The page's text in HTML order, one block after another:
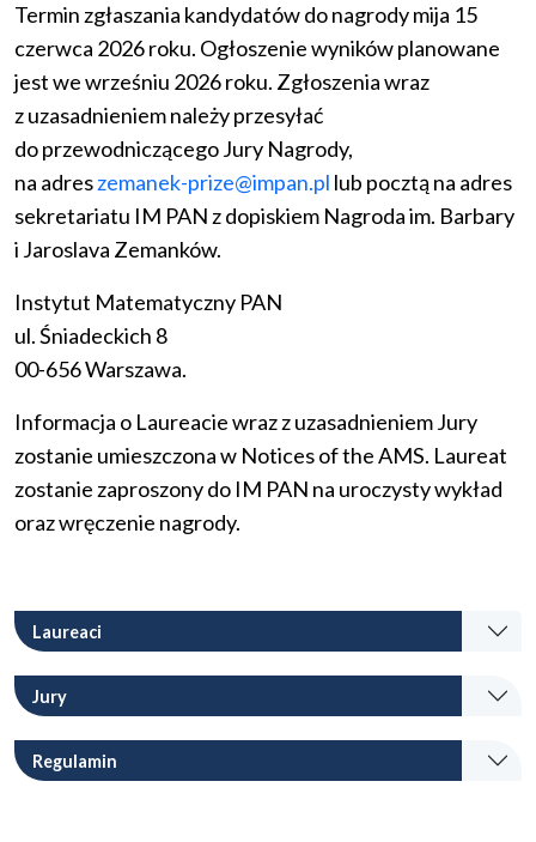
Termin zgłaszania kandydatów do nagrody mija 15
czerwca 2026 roku. Ogłoszenie wyników planowane
jest we wrześniu 2026 roku. Zgłoszenia wraz
z uzasadnieniem należy przesyłać
do przewodniczącego Jury Nagrody,
na adreszemanek-prize@impan.pl lub pocztą na adres
sekretariatu IM PAN z dopiskiem Nagroda im. Barbary
i Jaroslava Zemanków.
Instytut Matematyczny PAN
ul. Śniadeckich 8
00-656 Warszawa.
Informacja o Laureacie wraz z uzasadnieniem Jury
zostanie umieszczona w Notices of the AMS. Laureat
zostanie zaproszony do IM PAN na uroczysty wykład
oraz wręczenie nagrody.
Laureaci
Jury
Regulamin